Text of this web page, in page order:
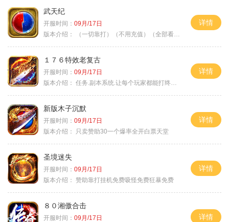
武天纪
开服时间： 09月/17日
版本介绍：
（一切靠打）（不用充值）（全部看脸）
详情
１７６特效老复古
开服时间： 09月/17日
版本介绍： 任务.副本系统.让每个玩家都能打终极BOSS
详情
新版木子沉默
开服时间： 09月/17日
版本介绍：
只卖赞助30一个爆率全开白票天堂
详情
圣境迷失
开服时间： 09月/17日
版本介绍： 赞助靠打挂机免费吸怪免费狂暴免费
详情
８０湘傲合击
开服时间： 09月/17日
详情